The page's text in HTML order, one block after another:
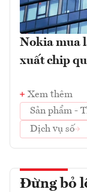
Nokia mua
xuất chip
Xem thêm
Sản phẩm -
Dịch vụ số
Đừng bỏ